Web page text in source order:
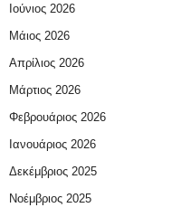
Ιούνιος 2026
Μάιος 2026
Απρίλιος 2026
Μάρτιος 2026
Φεβρουάριος 2026
Ιανουάριος 2026
Δεκέμβριος 2025
Νοέμβριος 2025